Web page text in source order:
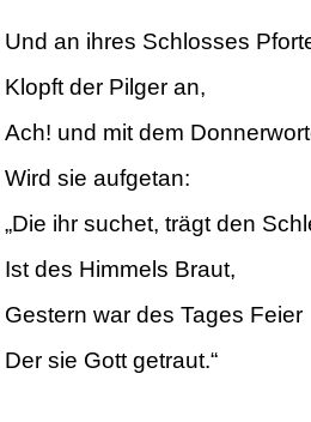
Und an ihres Schlosses
Klopft der Pilger an,
Ach! und mit dem
Wird sie aufgetan:
„Die ihr suchet, trägt den
Ist des Himmels Braut,
Gestern war des Tages Feier
Der sie Gott getraut.“